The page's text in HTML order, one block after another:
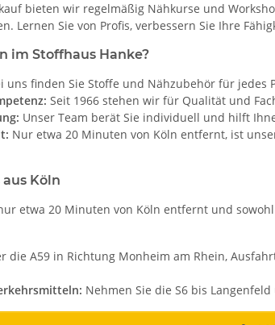
bieten wir regelmäßig Nähkurse und
Lernen Sie von Profis, verbessern Sie Ihre
im Stoffhaus Hanke?
uns finden Sie Stoffe und Nähzubehör für jedes
Seit 1966 stehen wir für Qualität und
Unser Team berät Sie individuell und hilft
Nur etwa 20 Minuten von Köln entfernt, ist
Köln
etwa 20 Minuten von Köln entfernt und
die A59 in Richtung Monheim am Rhein,
Nehmen Sie die S6 bis